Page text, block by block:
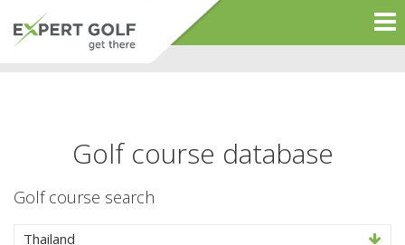
Golf course database
Golf course search
Thailand